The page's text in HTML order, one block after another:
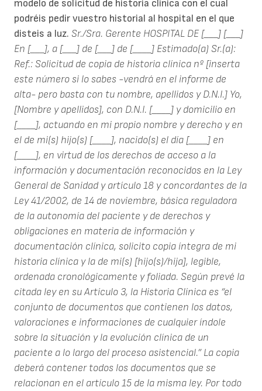
modelo de solicitud de historia clínica con el cual
podréis pedir vuestro historial al hospital en el que
disteis a luz. Sr./Sra. Gerente HOSPITAL DE [___] [___]
En [___], a [___] de [___] de [____] Estimado(a) Sr.(a):
Ref.: Solicitud de copia de historia clínica nº [inserta
este número si lo sabes -vendrá en el informe de
alta- pero basta con tu nombre, apellidos y D.N.I.] Yo,
[Nombre y apellidos], con D.N.I. [____] y domicilio en
[____], actuando en mi propio nombre y derecho y en
el de mi(s) hijo(s) [____], nacido(s) el día [____] en
[____], en virtud de los derechos de acceso a la
información y documentación reconocidos en la Ley
General de Sanidad y artículo 18 y concordantes de la
Ley 41/2002, de 14 de noviembre, básica reguladora
de la autonomía del paciente y de derechos y
obligaciones en materia de información y
documentación clínica, solicito copia íntegra de mi
historia clínica y la de mi(s) [hijo(s)/hija], legible,
ordenada cronológicamente y foliada. Según prevé la
citada ley en su Artículo 3, la Historia Clínica es “el
conjunto de documentos que contienen los datos,
valoraciones e informaciones de cualquier índole
sobre la situación y la evolución clínica de un
paciente a lo largo del proceso asistencial.” La copia
deberá contener todos los documentos que se
relacionan en el artículo 15 de la misma ley. Por todo